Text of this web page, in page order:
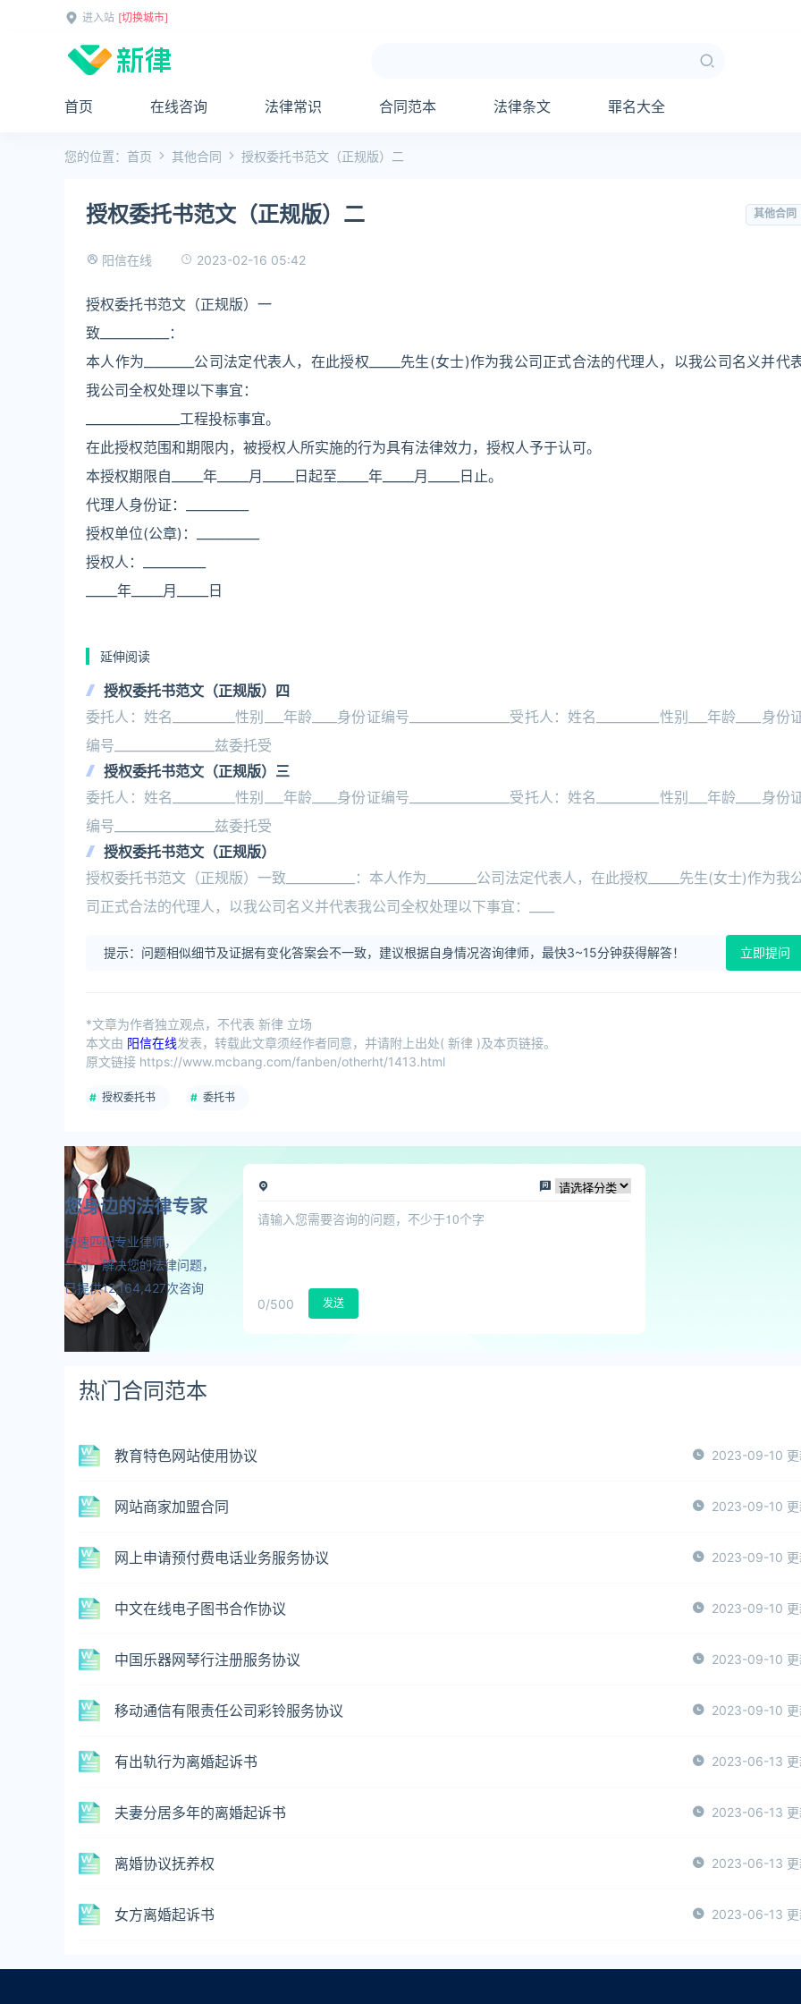
进入站 [切换城市]
首页 在线咨询 法律常识 合同范本 法律条文 罪名大全
您的位置： 首页 其他合同 授权委托书范文（正规版）二
授权委托书范文（正规版）二 其他合同
阳信在线 2023-02-16 05:42
授权委托书范文（正规版）一
致___________：
本人作为________公司法定代表人，在此授权_____先生(女士)作为我公司正式合法的代理人，以我公司名义并代
我公司全权处理以下事宜：
_______________工程投标事宜。
在此授权范围和期限内，被授权人所实施的行为具有法律效力，授权人予于认可。
本授权期限自_____年_____月_____日起至_____年_____月_____日止。
代理人身份证：__________
授权单位(公章)：__________
授权人：__________
_____年_____月_____日
延伸阅读
授权委托书范文（正规版）四
委托人：姓名__________性别___年龄____身份证编号________________受托人：姓名__________性别___年龄____身份
编号________________兹委托受
授权委托书范文（正规版）三
委托人：姓名__________性别___年龄____身份证编号________________受托人：姓名__________性别___年龄____身份
编号________________兹委托受
授权委托书范文（正规版）
授权委托书范文（正规版）一致___________：本人作为________公司法定代表人，在此授权_____先生(女士)作为我
司正式合法的代理人，以我公司名义并代表我公司全权处理以下事宜：____
提示：问题相似细节及证据有变化答案会不一致，建议根据自身情况咨询律师，最快3~15分钟获得解答！ 立即提问
*文章为作者独立观点，不代表 新律 立场
本文由 阳信在线发表，转载此文章须经作者同意，并请附上出处( 新律 )及本页链接。
原文链接 https://www.mcbang.com/fanben/otherht/1413.html
授权委托书 委托书
您身边的法律专家
快速匹配专业律师，
一对一解决您的法律问题，
已提供12,164,427次咨询
0/500 发送
热门合同范本
教育特色网站使用协议 2023-09-10 更
网站商家加盟合同 2023-09-10 更
网上申请预付费电话业务服务协议 2023-09-10 更
中文在线电子图书合作协议 2023-09-10 更
中国乐器网琴行注册服务协议 2023-09-10 更
移动通信有限责任公司彩铃服务协议 2023-09-10 更
有出轨行为离婚起诉书 2023-06-13 更
夫妻分居多年的离婚起诉书 2023-06-13 更
离婚协议抚养权 2023-06-13 更
女方离婚起诉书 2023-06-13 更